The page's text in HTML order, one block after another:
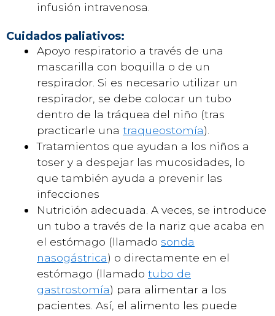
infusión intravenosa.
Cuidados paliativos:
Apoyo respiratorio a través de una
mascarilla con boquilla o de un
respirador. Si es necesario utilizar un
respirador, se debe colocar un tubo
dentro de la tráquea del niño (tras
practicarle una traqueostomía).
Tratamientos que ayudan a los niños a
toser y a despejar las mucosidades, lo
que también ayuda a prevenir las
infecciones
Nutrición adecuada. A veces, se introduce
un tubo a través de la nariz que acaba en
el estómago (llamado sonda
nasogástrica) o directamente en el
estómago (llamado tubo de
gastrostomía) para alimentar a los
pacientes. Así, el alimento les puede